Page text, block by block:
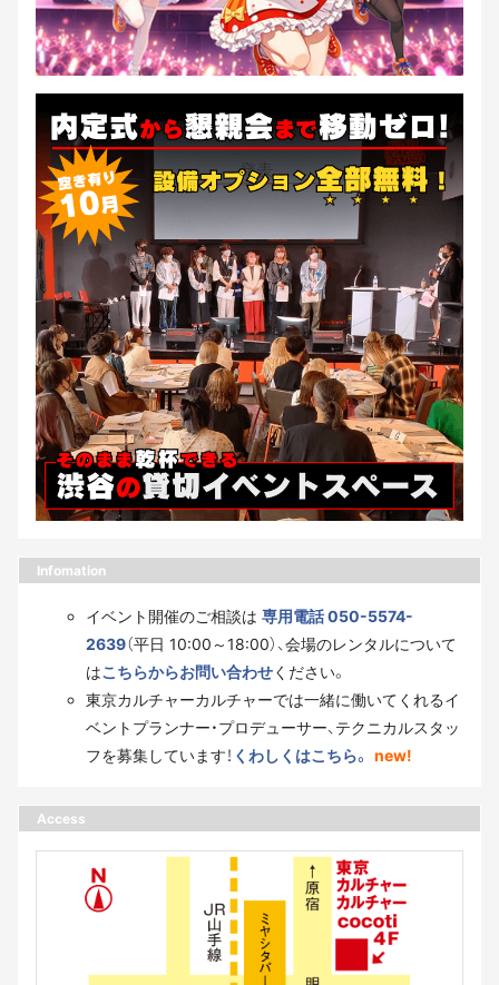
Infomation
イベント開催のご相談は 専用電話 050-5574-
2639（平日 10:00～18:00）、会場のレンタルについて
はこちらからお問い合わせください。
東京カルチャーカルチャーでは一緒に働いてくれるイ
ベントプランナー・プロデューサー、テクニカルスタッ
フを募集しています！ くわしくはこちら。 new!
Access